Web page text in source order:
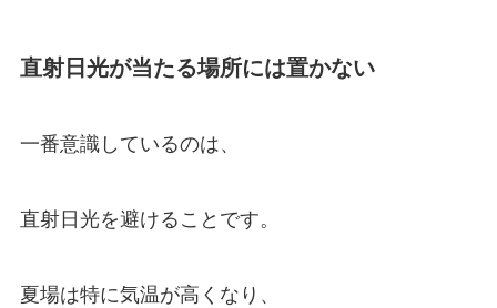
直射日光が当たる場所には置かない
一番意識しているのは、
直射日光を避けることです。
夏場は特に気温が高くなり、